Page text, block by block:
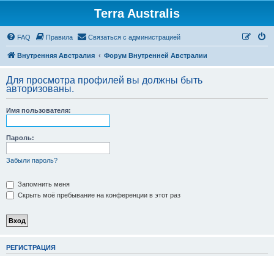
Terra Australis
FAQ Правила Связаться с администрацией
Внутренняя Австралия Форум Внутренней Австралии
Для просмотра профилей вы должны быть
авторизованы.
Имя пользователя:
Пароль:
Забыли пароль?
Запомнить меня
Скрыть моё пребывание на конференции в этот раз
РЕГИСТРАЦИЯ